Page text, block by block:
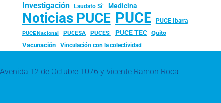
Investigación Laudato Si’ Medicina
Noticias PUCE PUCE PUCE Ibarra
PUCE Nacional PUCESA PUCESI PUCE TEC
Quito
Vacunación
Vinculación con la colectividad
Avenida 12 de Octubre 1076 y Vicente Ramón Roca